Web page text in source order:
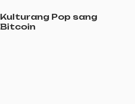
Kulturang Pop sang
Bitcoin